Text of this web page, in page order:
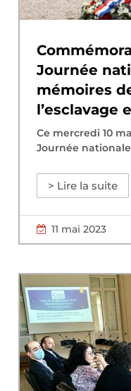
Journée
mémoires
l’esclavage
Ce mercredi 10
Journée
> Lire la suite
11 mai 2023